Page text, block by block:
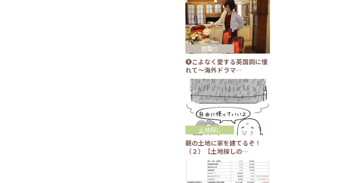
❶こよなく愛する英国調に憧
れて～海外ドラマ…
間取り
親の土地に家を建てるぞ！
（２）【土地探しの…
土地探し